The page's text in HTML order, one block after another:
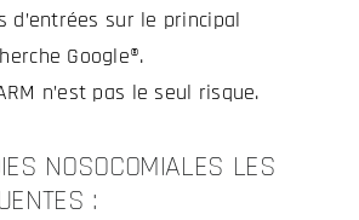
d’entrées sur le principal
Google®.
n’est pas le seul risque.
NOSOCOMIALES LES
: